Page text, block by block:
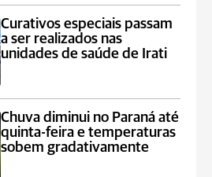
Curativos especiais passam
a ser realizados nas
unidades de saúde de Irati
Chuva diminui no Paraná até
quinta-feira e temperaturas
sobem gradativamente